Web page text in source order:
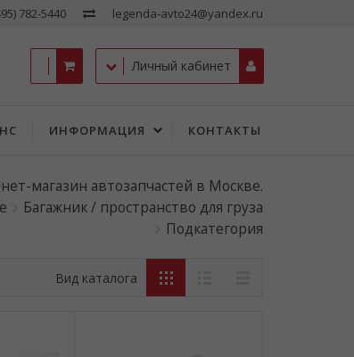
782-5440 legenda-avto24@yandex.ru
Личный кабинет
ИНФОРМАЦИЯ КОНТАКТЫ
магазин автозапчастей в Москве.
Багажник / пространство для груза
Подкатегория
Вид каталога